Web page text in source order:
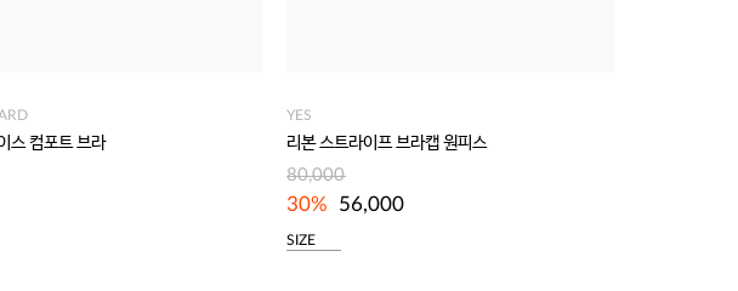
스 컴포트 브라
YES
리본 스트라이프 브라캡 원피스
80,000
30% 56,000
SIZE